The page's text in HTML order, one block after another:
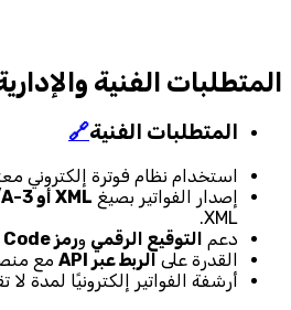
المتطلبات الفنية
المتطلبات الفنية🔗
استخدام نظام فوترة إلكتروني
إصدار الفواتير بصيغ XML أو PDF/A-3
XML.
دعم التوقيع الرقمي ورمز QR Code
القدرة على الربط عبر API
مع
أرشفة الفواتير إلكترونيًا لمدة لا تقل عن